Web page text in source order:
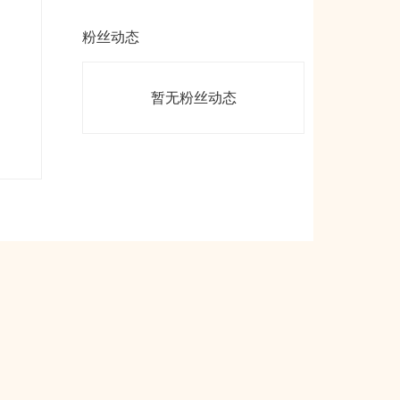
粉丝动态
暂无粉丝动态